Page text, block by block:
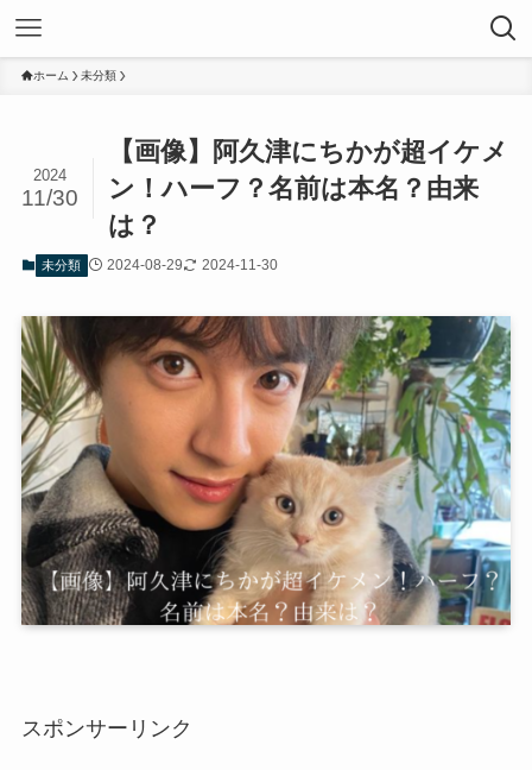
ホーム 未分類
【画像】阿久津にちかが超イケメ
ン！ハーフ？名前は本名？由来
は？
2024
11/30
未分類 2024-08-29 2024-11-30
スポンサーリンク